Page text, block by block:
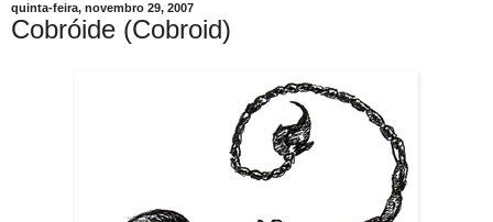
quinta-feira, novembro 29, 2007
Cobróide (Cobroid)